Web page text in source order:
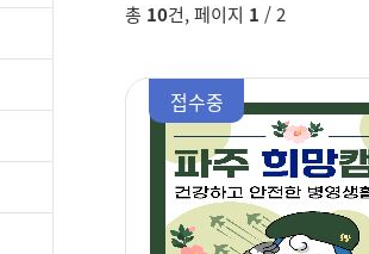
총 10건, 페이지 1 / 2
접수중